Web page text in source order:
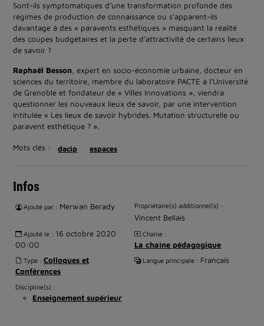
Sont-ils symptomatiques d’une transformation profonde des
régimes de production de connaissance ou s’apparent-ils
davantage à des « paravents esthétiques » masquant la réalité
des coupes budgétaires et la perte d’attractivité de certains lieux
de savoir ?
Raphaël Besson , expert en socio-économie urbaine, docteur en
sciences du territoire, membre du laboratoire PACTE à l’Université
de Grenoble et fondateur de « Villes Innovations », viendra
questionner les nouveaux lieux de savoir, par une intervention
intitulée « Les lieux de savoir hybrides. Mutation structurelle ou
paravent esthétique ? ».
Mots clés : dacip espaces
Infos
Ajouté par : Merwan Berady Propriétaire(s) additionnel(s) :
Vincent Bellais
Ajouté le : 16 octobre 2020
00:00
Chaîne :
La chaîne pédagogique
Type : Colloques et
Conférences
Langue principale : Français
Discipline(s) :
Enseignement supérieur